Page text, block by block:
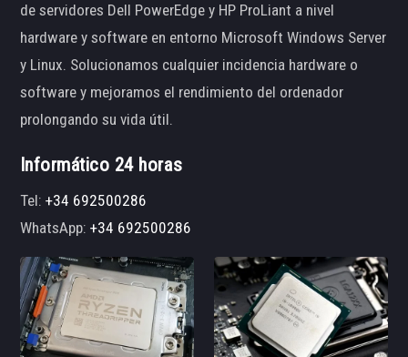
de servidores Dell PowerEdge y HP ProLiant a nivel
hardware y software en entorno Microsoft Windows Server
y Linux. Solucionamos cualquier incidencia hardware o
software y mejoramos el rendimiento del ordenador
prolongando su vida útil.
Informático 24 horas
Tel:+34 692500286
WhatsApp:+34 692500286